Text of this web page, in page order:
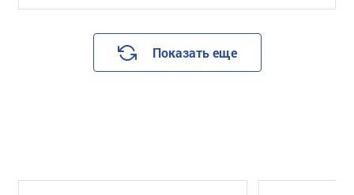
Показать еще